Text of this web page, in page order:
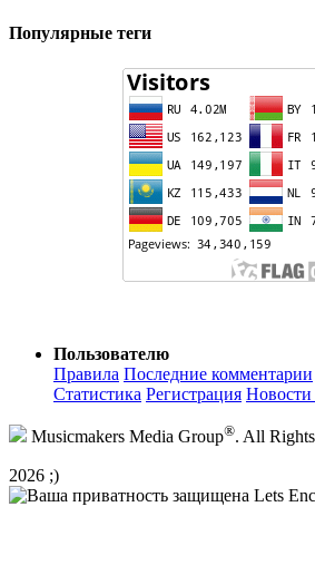
Популярные теги
Пользователю
Правила Последние комментарии
Статистика Регистрация Новости
Musicmakers Media Group®. All
2026 ;)